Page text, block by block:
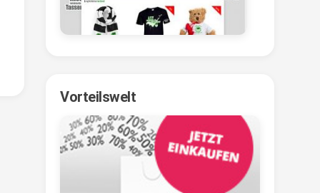
Vorteilswelt